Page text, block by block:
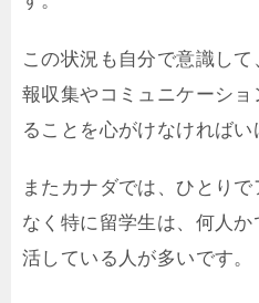
この状況も自分で意識し
報収集やコミュニケーシ
ることを心がけなければい
またカナダでは、ひとり
なく特に留学生は、何人
活している人が多いです。